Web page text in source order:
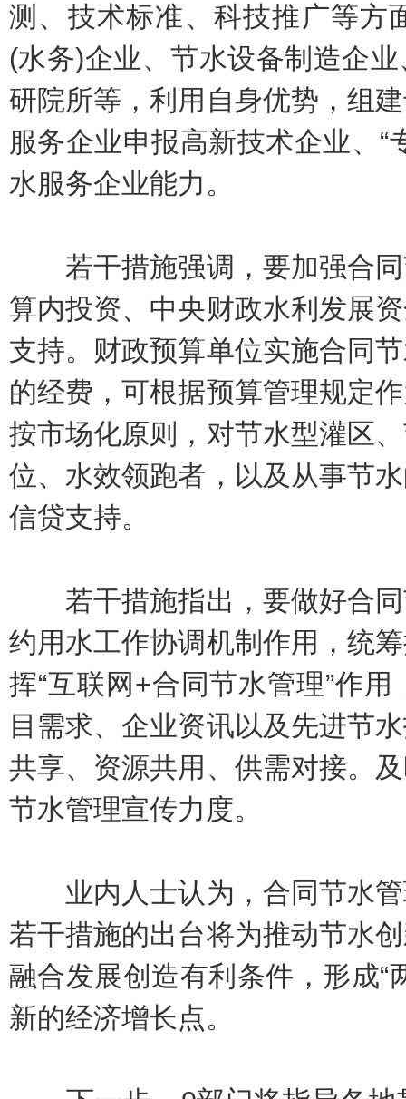
测、技术标准、科技推广等方
(水务)企业、节水设备制造企
研院所等，利用自身优势，组
服务企业申报高新技术企业、“
水服务企业能力。
若干措施强调，要加强合同
算内投资、中央财政水利发展
支持。财政预算单位实施合同
的经费，可根据预算管理规定
按市场化原则，对节水型灌区
位、水效领跑者，以及从事节
信贷支持。
若干措施指出，要做好合同
约用水工作协调机制作用，统
挥“互联网+合同节水管理”作
目需求、企业资讯以及先进节
共享、资源共用、供需对接。
节水管理宣传力度。
业内人士认为，合同节水管
若干措施的出台将为推动节水
融合发展创造有利条件，形成“
新的经济增长点。